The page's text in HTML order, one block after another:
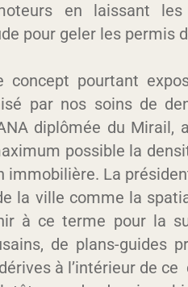
en laissant
pour geler les permis
concept pourtant
par nos soins de
diplômée du
possible la
immobilière. La
la ville comme la
à ce terme pour la
de plans-guides
à l’intérieur de